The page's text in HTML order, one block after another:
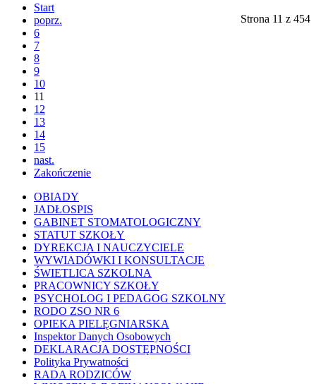
Strona 11 z 454
Start
poprz.
6
7
8
9
10
11
12
13
14
15
nast.
Zakończenie
OBIADY
JADŁOSPIS
GABINET STOMATOLOGICZNY
STATUT SZKOŁY
DYREKCJA I NAUCZYCIELE
WYWIADÓWKI I KONSULTACJE
ŚWIETLICA SZKOLNA
PRACOWNICY SZKOŁY
PSYCHOLOG I PEDAGOG SZKOLNY
RODO ZSO NR 6
OPIEKA PIELĘGNIARSKA
Inspektor Danych Osobowych
DEKLARACJA DOSTĘPNOŚCI
Polityka Prywatności
RADA RODZICÓW